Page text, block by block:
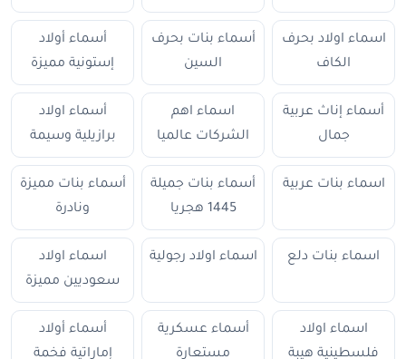
اسماء اولاد بحرف
الكاف
أسماء بنات بحرف
السين
أسماء أولاد
إستونية مميزة
أسماء إناث عربية
جمال
اسماء اهم
الشركات عالميا
أسماء اولاد
برازيلية وسيمة
اسماء بنات عربية
أسماء بنات جميلة
1445 هجريا
أسماء بنات مميزة
ونادرة
اسماء بنات دلع اسماء اولاد رجولية
اسماء اولاد
سعوديين مميزة
اسماء اولاد
فلسطينية هيبة
أسماء عسكرية
مستعارة
أسماء أولاد
إماراتية فخمة